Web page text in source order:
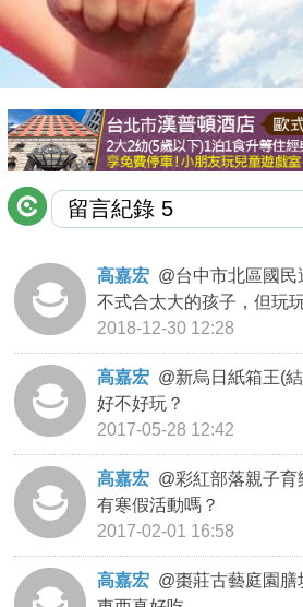
商家合作
推薦景點
討論區
聯絡我們
APP下載
高嘉宏 @台中市北區國
不式合太大的孩子，但玩
2018-12-30 12:28
高嘉宏 @新烏日紙箱王(
好不好玩？
2017-05-28 12:42
高嘉宏 @彩紅部落親子
有寒假活動嗎？
2017-02-01 16:58
高嘉宏 @棗莊古藝庭園膳